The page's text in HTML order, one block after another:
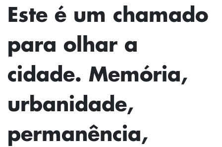
MAPA
SOBRE
INSTAGRAM
CONTATO
FICHA
Este é um chamado
para olhar a
cidade. Memória,
urbanidade,
permanência,